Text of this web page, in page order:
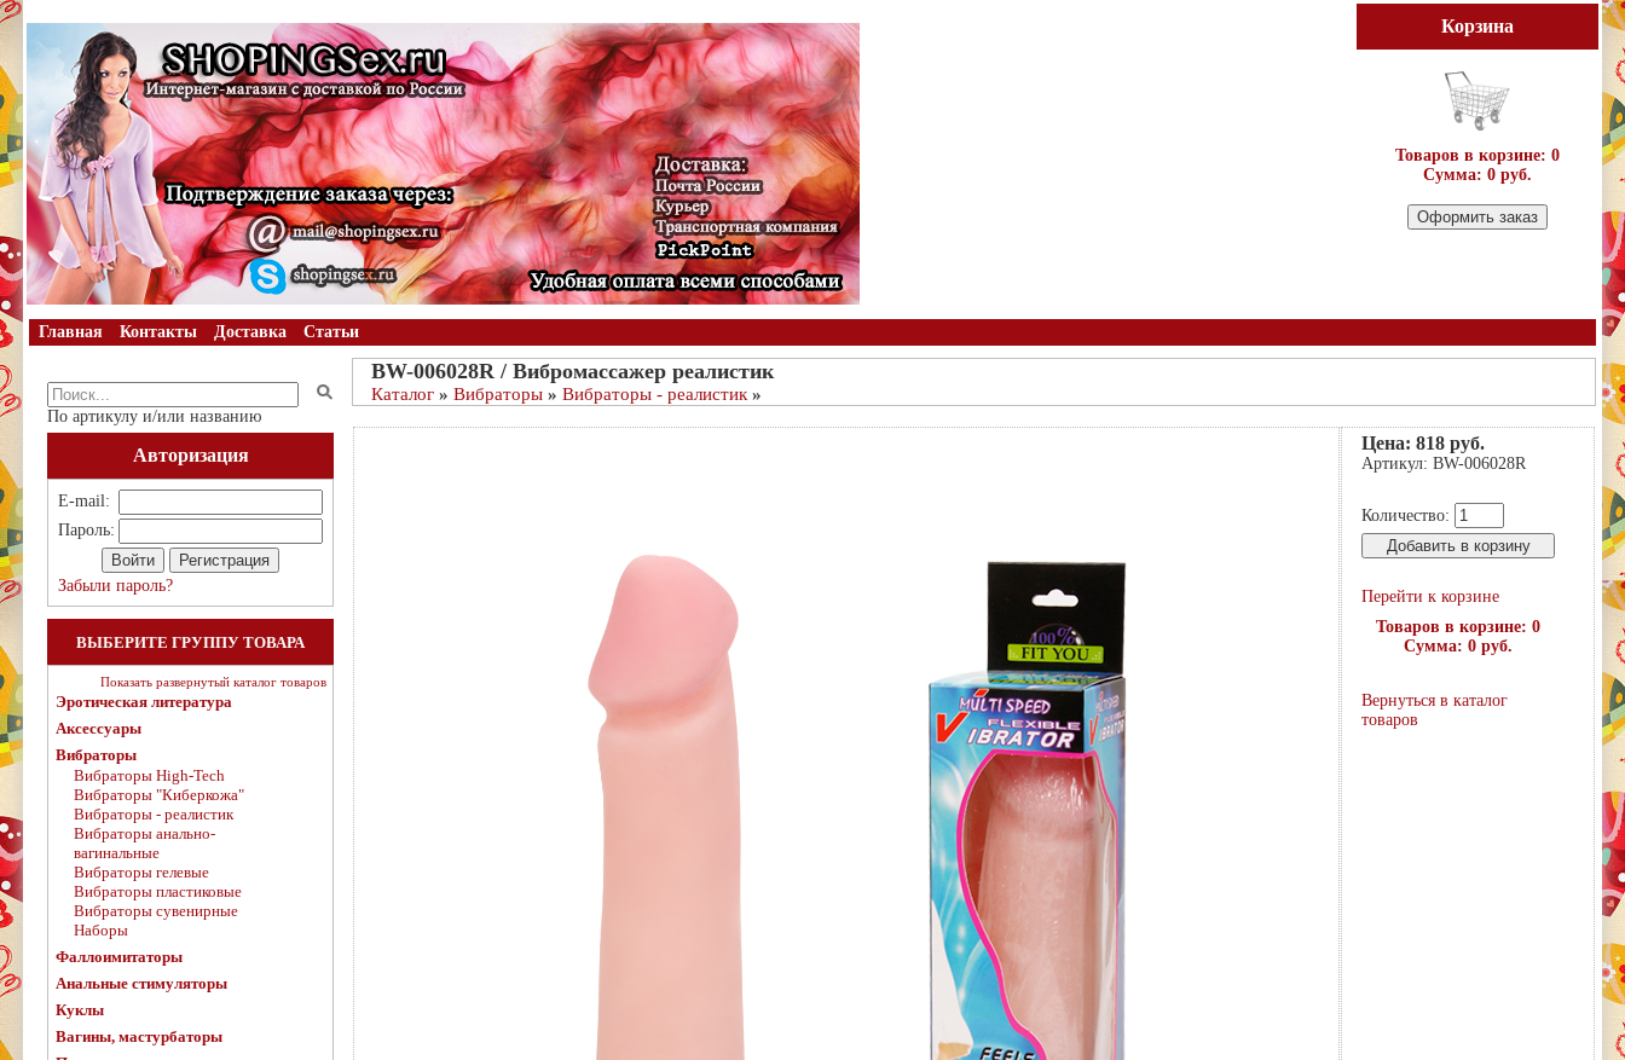
Корзина
Товаров в корзине: 0
Сумма: 0 руб.
Главная Контакты Доставка Статьи
По артикулу и/или названию
Авторизация
E-mail:
Пароль:
Забыли пароль?
ВЫБЕРИТЕ ГРУППУ ТОВАРА
Показать развернутый каталог товаров
Эротическая литература
Аксессуары
Вибраторы
Вибраторы High-Tech
Вибраторы "Киберкожа"
Вибраторы - реалистик
Вибраторы анально-
вагинальные
Вибраторы гелевые
Вибраторы пластиковые
Вибраторы сувенирные
Наборы
Фаллоимитаторы
Анальные стимуляторы
Куклы
Вагины, мастурбаторы
BW-006028R / Вибромассажер реалистик
Каталог » Вибраторы » Вибраторы - реалистик »
Цена: 818 руб.
Артикул: BW-006028R
Количество:
Перейти к корзине
Товаров в корзине: 0
Сумма: 0 руб.
Вернуться в каталог
товаров